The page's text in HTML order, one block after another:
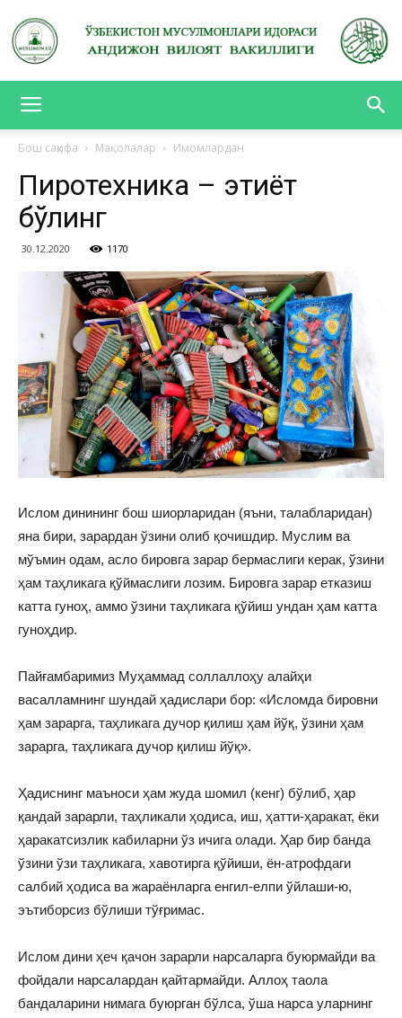
ВИЛОЯТ
ВАКИЛЛИГИ
Бош саҳифа Мақолалар Имомлардан
Пиротехника – эҳтиёт
бўлинг
30.12.2020 1170
Ислом динининг бош шиорларидан (яъни, талабларидан)
яна бири, зарардан ўзини олиб қочишдир. Муслим ва
мўъмин одам, асло бировга зарар бермаслиги керак, ўзини
ҳам таҳликага қўймаслиги лозим. Бировга зарар етказиш
катта гуноҳ, аммо ўзини таҳликага қўйиш ундан ҳам катта
гуноҳдир.
Пайғамбаримиз Муҳаммад соллаллоҳу алайҳи
васалламнинг шундай ҳадислари бор: «Исломда бировни
ҳам зарарга, таҳликага дучор қилиш ҳам йўқ, ўзини ҳам
зарарга, таҳликага дучор қилиш йўқ».
Ҳадиснинг маъноси ҳам жуда шомил (кенг) бўлиб, ҳар
қандай зарарли, таҳликали ҳодиса, иш, ҳатти-ҳаракат, ёки
ҳаракатсизлик кабиларни ўз ичига олади. Ҳар бир банда
ўзини ўзи таҳликага, хавотирга қўйиши, ён-атрофдаги
салбий ҳодиса ва жараёнларга енгил-елпи ўйлаши-ю,
эътиборсиз бўлиши тўғримас.
Ислом дини ҳеч қачон зарарли нарсаларга буюрмайди ва
фойдали нарсалардан қайтармайди. Аллоҳ таола
бандаларини нимага буюрган бўлса, ўша нарса уларнинг